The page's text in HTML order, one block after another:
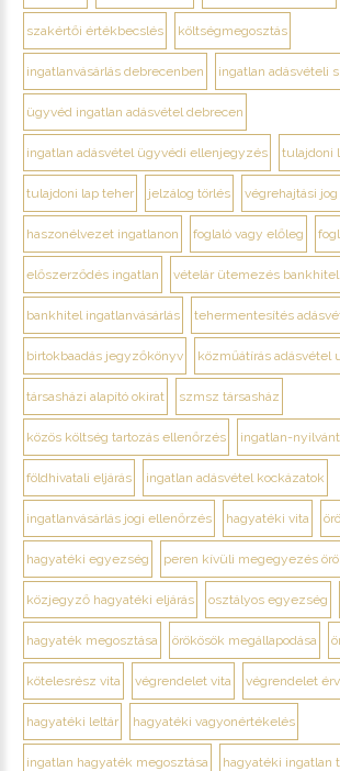
szakértői értékbecslés költségmegosztás
ingatlanvásárlás debrecenben ingatlan adásvételi
ügyvéd ingatlan adásvétel debrecen
ingatlan adásvétel ügyvédi ellenjegyzés tulajdoni
tulajdoni lap teher jelzálog törlés végrehajtási
haszonélvezet ingatlanon foglaló vagy előleg
előszerződés ingatlan vételár ütemezés bankhitel
bankhitel ingatlanvásárlás tehermentesítés
birtokbaadás jegyzőkönyv közműátírás adásvétel
társasházi alapító okirat szmsz társasház
közös költség tartozás ellenőrzés ingatlan-
földhivatali eljárás ingatlan adásvétel kockázatok
ingatlanvásárlás jogi ellenőrzés hagyatéki vita
hagyatéki egyezség peren kívüli megegyezés
közjegyző hagyatéki eljárás osztályos egyezség
hagyaték megosztása örökösök megállapodása
kötelesrész vita végrendelet vita végrendelet
hagyatéki leltár hagyatéki vagyonértékelés
ingatlan hagyaték megosztása hagyatéki ingatlan